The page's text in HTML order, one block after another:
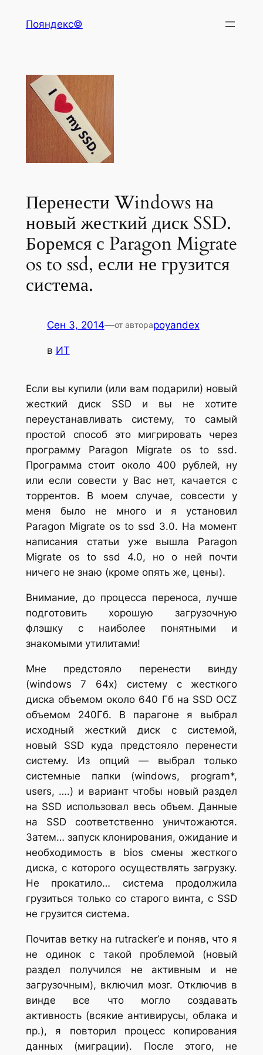
Пояндекс©
Перенести Windows на
новый жесткий диск SSD.
Боремся с Paragon Migrate
os to ssd, если не грузится
система.
Сен 3, 2014—от автораpoyandex
в ИТ
Если вы купили (или вам подарили) новый
жесткий диск SSD и вы не хотите
переустанавливать систему, то самый
простой способ это мигрировать через
программу Paragon Migrate os to ssd.
Программа стоит около 400 рублей, ну
или если совести у Вас нет, качается с
торрентов. В моем случае, совсести у
меня было не много и я установил
Paragon Migrate os to ssd 3.0. На момент
написания статьи уже вышла Paragon
Migrate os to ssd 4.0, но о ней почти
ничего не знаю (кроме опять же, цены).
Внимание, до процесса переноса, лучше
подготовить хорошую загрузочную
флэшку с наиболее понятными и
знакомыми утилитами!
Мне предстояло перенести винду
(windows 7 64x) систему с жесткого
диска объемом около 640 Гб на SSD OCZ
объемом 240Гб. В парагоне я выбрал
исходный жесткий диск с системой,
новый SSD куда предстояло перенести
систему. Из опций — выбрал только
системные папки (windows, program*,
users, ….) и вариант чтобы новый раздел
на SSD использовал весь объем. Данные
на SSD соответственно уничтожаются.
Затем… запуск клонирования, ожидание и
необходимость в bios смены жесткого
диска, с которого осуществлять загрузку.
Не прокатило… система продолжила
грузиться только со старого винта, с SSD
не грузится система.
Почитав ветку на rutracker’е и поняв, что я
не одинок с такой проблемой (новый
раздел получился не активным и не
загрузочным), включил мозг. Отключив в
винде все что могло создавать
активность (всякие антивирусы, облака и
пр.), я повторил процесс копирования
данных (миграции). После этого, не